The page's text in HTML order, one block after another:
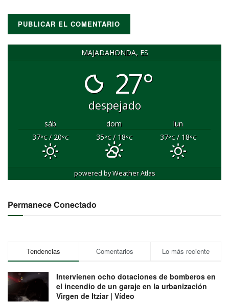
MAJADAHONDA, ES
27°
despejado
sáb dom
lun
37°C/ 20°C 35°C/ 18°C 37°C/ 18°C
powered byWeather Atlas
Permanece Conectado
Tendencias Comentarios Lo más reciente
Intervienen ocho dotaciones de bomberos en
el incendio de un garaje en la urbanización
Virgen de Itziar | Vídeo